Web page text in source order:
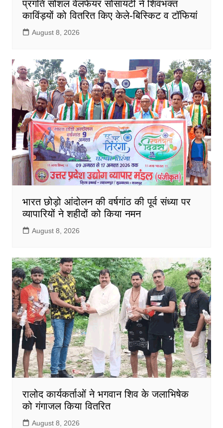
प्रगति सोशल वेलफेयर सोसायटी ने शिवभक्त
काविंड़यों को वितरित किए केले-बिस्किट व टॉफियां
August 8, 2026
भारत छोड़ो आंदोलन की वर्षगांठ की पूर्व संध्या पर
व्यापारियों ने शहीदों को किया नमन
August 8, 2026
रालोद कार्यकर्ताओं ने भगवान शिव के जलाभिषेक
को गंगाजल किया वितरित
August 8, 2026